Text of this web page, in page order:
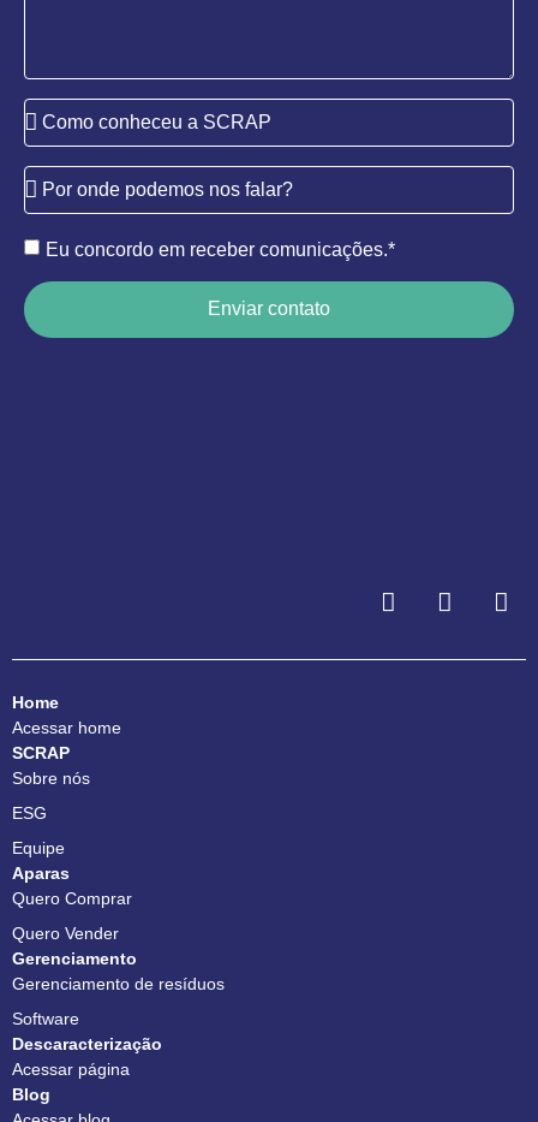
Eu concordo em receber comunicações.*
Enviar contato
Home
Acessar home
SCRAP
Sobre nós
ESG
Equipe
Aparas
Quero Comprar
Quero Vender
Gerenciamento
Gerenciamento de resíduos
Software
Descaracterização
Acessar página
Blog